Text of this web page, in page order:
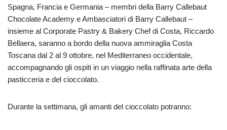
Spagna, Francia e Germania – membri della Barry Callebaut
Chocolate Academy e Ambasciatori di Barry Callebaut –
insieme al Corporate Pastry & Bakery Chef di Costa, Riccardo
Bellaera, saranno a bordo della nuova ammiraglia Costa
Toscana dal 2 al 9 ottobre, nel Mediterraneo occidentale,
accompagnando gli ospiti in un viaggio nella raffinata arte della
pasticceria e del cioccolato.
Durante la settimana, gli amanti del cioccolato potranno: